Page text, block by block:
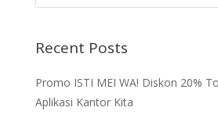
Recent Posts
Promo ISTI MEI WA! Diskon 20%
Aplikasi Kantor Kita